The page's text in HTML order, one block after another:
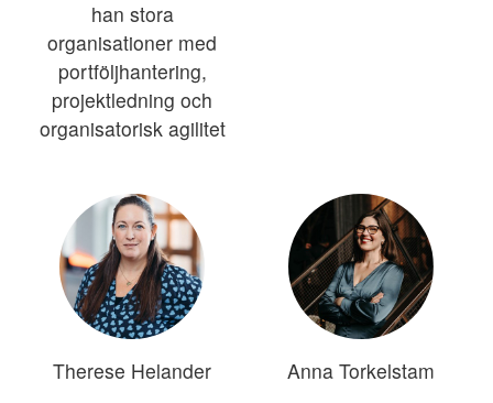
han stora
organisationer med
portföljhantering,
projektledning och
organisatorisk agilitet
Therese Helander
Anna Torkelstam